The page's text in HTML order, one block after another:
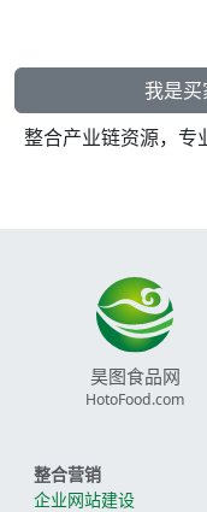
我是
整合产业链资源，专
昊图食品网
HotoFood.com
整合营销
企业网站建设